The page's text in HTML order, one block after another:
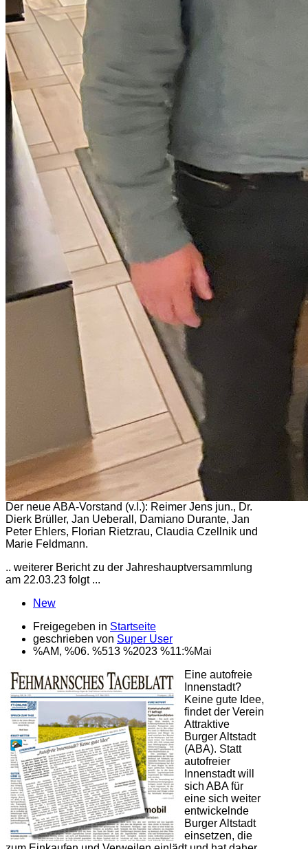
Der neue ABA-Vorstand (v.l.): Reimer Jens jun., Dr.
Dierk Brüller, Jan Ueberall, Damiano Durante, Jan
Peter Ehlers, Florian Rietzrau, Claudia Czellnik und
Marie Feldmann.
.. weiterer Bericht zu der Jahreshauptversammlung
am 22.03.23 folgt ...
New
Freigegeben in Startseite
geschrieben von Super User
%AM, %06. %513 %2023 %11:%Mai
Eine autofreie
Innenstadt?
Keine gute Idee,
findet der Verein
Attraktive
Burger Altstadt
(ABA). Statt
autofreier
Innenstadt will
sich ABA für
eine sich weiter
entwickelnde
Burger Altstadt
einsetzen, die